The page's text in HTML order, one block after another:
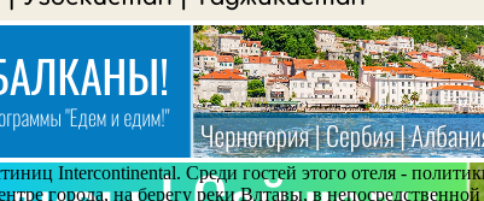
Intercontinental. Среди гостей этого отеля -
города, на берегу реки Влтавы, в